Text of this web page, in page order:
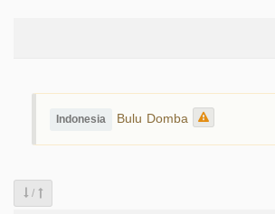
Indonesia Bulu Domba
/